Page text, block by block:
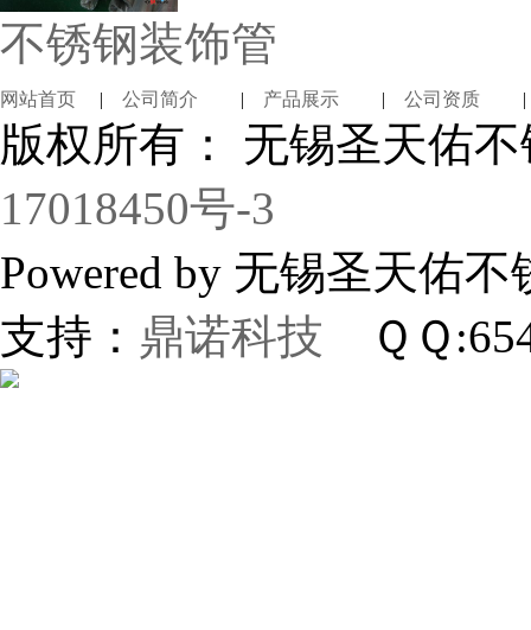
不锈钢装饰管
网站首页 | 公司简介 | 产品展示 | 公司资质
版权所有： 无锡圣天佑
17018450号-3
Powered by 无锡圣天
支持： 鼎诺科技 ＱＱ